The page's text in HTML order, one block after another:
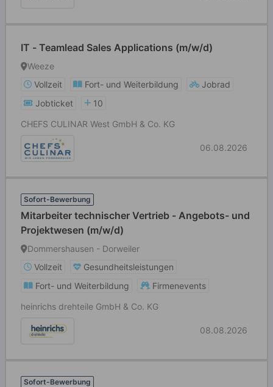
IT - Teamlead Sales Applications (m/w/d)
Weeze
Vollzeit
Fort- und Weiterbildung
Jobrad
Jobticket
10
CHEFS CULINAR West GmbH & Co. KG
06.08.2026
Sofort-Bewerbung
Mitarbeiter technischer Vertrieb - Angebots- und
Projektwesen (m/w/d)
Dommershausen - Dorweiler
Vollzeit
Gesundheitsleistungen
Fort- und Weiterbildung
Firmenevents
heinrichs drehteile GmbH & Co. KG
08.08.2026
Sofort-Bewerbung